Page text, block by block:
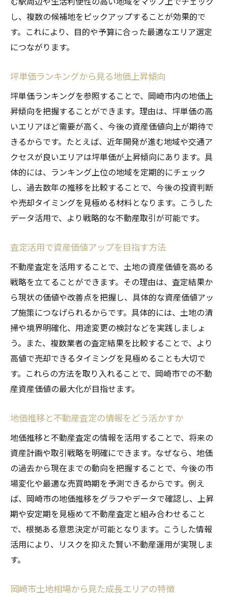
し、複数の候補地をピックアップすることが効果的で
す。これにより、目的や予算に合った最適なエリア選定
につながります。
坪単価ランキングから見る地価上昇傾向
坪単価ランキングを参照することで、岡崎市内の地価上
昇傾向を把握することができます。理由は、坪単価の高
いエリアほど需要が高く、今後の資産価値向上が期待で
きるからです。たとえば、近年開発が進む地域や交通ア
クセスが良いエリアは坪単価が上昇傾向にあります。具
体的には、ランキング上位の地域を定期的にチェック
し、過去数年の推移を比較することで、今後の投資判断
や売却タイミングを見極める材料となります。こうした
データ活用で、より戦略的な不動産取引が可能です。
査定活用で資産価値アップを目指す方法
不動産査定を活用することで、土地の資産価値を高める
戦略を立てることができます。その理由は、査定結果か
ら現状の価値や改善点を把握し、具体的な資産価値アッ
プ施策につなげられるからです。具体的には、土地の清
掃や境界明確化、用途変更の検討などを実践しましょ
う。また、複数業者の査定結果を比較することで、より
高値で売却できるタイミングを見極めることも大切で
す。これらの方法を取り入れることで、岡崎市での不動
産資産価値の最大化が目指せます。
地価推移と不動産査定の情報をどう活かすか
地価推移と不動産査定の情報を活用することで、将来の
資産計画や取引戦略を明確にできます。なぜなら、地価
の過去から現在までの動向を把握することで、今後の市
場変化や最適な売買時期を予測できるからです。例え
ば、岡崎市の地価推移をグラフやデータで確認し、上昇
期や安定期を見極めて不動産査定と組み合わせること
で、根拠ある意思決定が可能となります。こうした情報
活用により、リスクを抑えた賢い不動産運用が実現しま
す。
岡崎市土地相場から見た成長エリアの特徴